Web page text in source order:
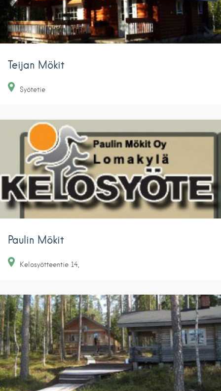
Teijan Mökit
Syötetie
Paulin Mökit
Kelosyötteentie 14